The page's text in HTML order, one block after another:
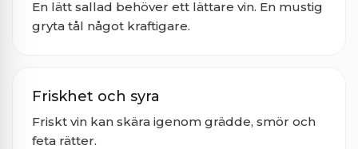
En lätt sallad behöver ett lättare vin. En mustig
gryta tål något kraftigare.
Friskhet och syra
Friskt vin kan skära igenom grädde, smör och
feta rätter.